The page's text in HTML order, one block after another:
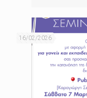
16/02/2026